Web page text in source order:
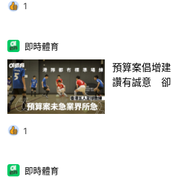
1
即時體育
預算案倡增
讚有誠意 卻
1
即時體育